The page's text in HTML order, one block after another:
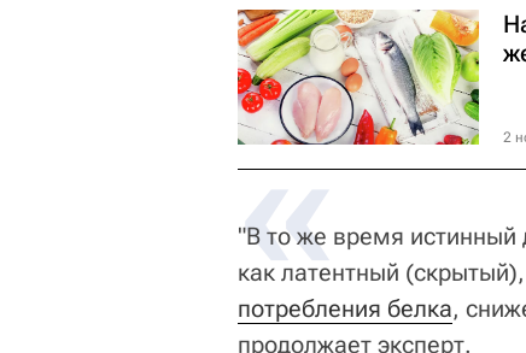
2
«
"В то же время истинный
как латентный
потребления белка,
продолжает эксперт.